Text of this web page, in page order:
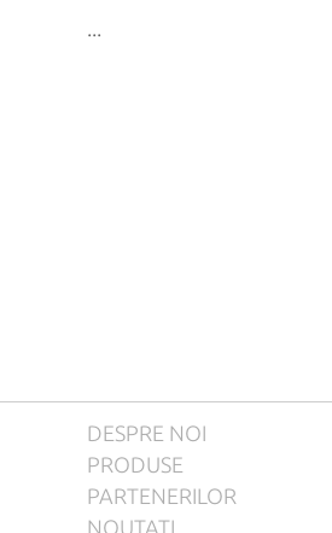
...
DESPRE NOI
PRODUSE
PARTENERILOR
NOUTATI